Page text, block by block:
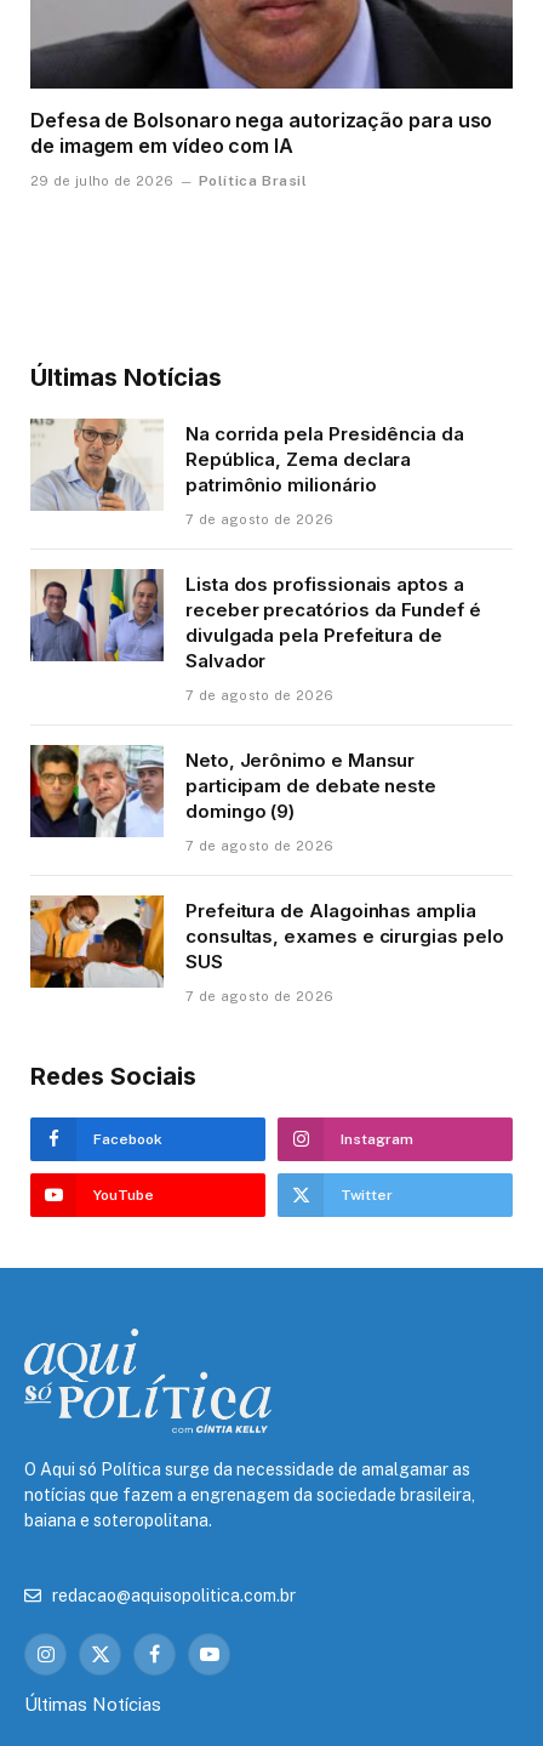
Defesa de Bolsonaro nega autorização para uso
de imagem em vídeo com IA
29 de julho de 2026 Política Brasil
Últimas Notícias
Na corrida pela Presidência da
República, Zema declara
patrimônio milionário
7 de agosto de 2026
Lista dos profissionais aptos a
receber precatórios da Fundef é
divulgada pela Prefeitura de
Salvador
7 de agosto de 2026
Neto, Jerônimo e Mansur
participam de debate neste
domingo (9)
7 de agosto de 2026
Prefeitura de Alagoinhas amplia
consultas, exames e cirurgias pelo
SUS
7 de agosto de 2026
Redes Sociais
Facebook Instagram
YouTube Twitter
O Aqui só Política surge da necessidade de amalgamar as
notícias que fazem a engrenagem da sociedade brasileira,
baiana e soteropolitana.
redacao@aquisopolitica.com.br
Instagram
X
FacebookYouTube
Últimas Notícias